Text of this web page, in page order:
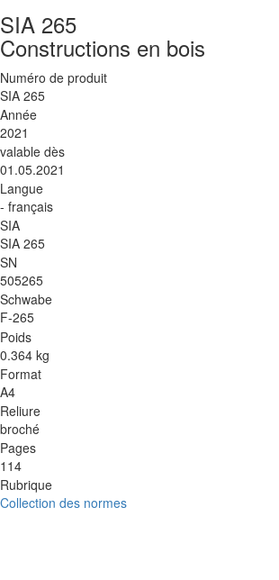
SIA 265
Constructions en bois
Numéro de produit
SIA 265
Année
2021
valable dès
01.05.2021
Langue
- français
SIA
SIA 265
SN
505265
Schwabe
F-265
Poids
0.364 kg
Format
A4
Reliure
broché
Pages
114
Rubrique
Collection des normes